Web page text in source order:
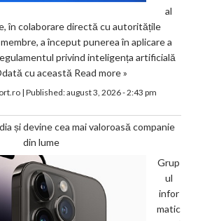
al
în colaborare directă cu autoritățile
a început punerea în aplicare a
privind inteligența artificială
cu această Read more »
| Published:august 3, 2026 - 2:43 pm
și devine cea mai valoroasă companie
din lume
Grup
ul
infor
matic